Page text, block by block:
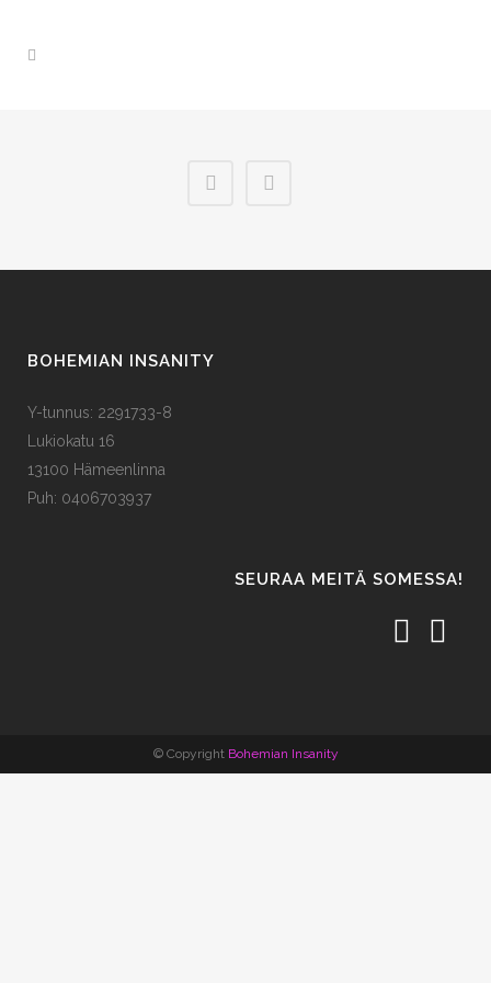
BOHEMIAN INSANITY
Y-tunnus: 2291733-8
Lukiokatu 16
13100 Hämeenlinna
Puh: 0406703937
SEURAA MEITÄ SOMESSA!
© Copyright Bohemian Insanity